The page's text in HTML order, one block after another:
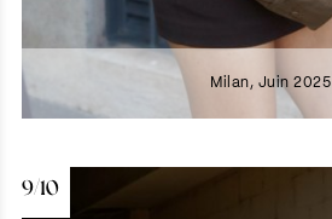
Milan, Juin 2025
9/10